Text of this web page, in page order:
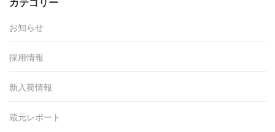
カテゴリー
お知らせ
採用情報
新入荷情報
蔵元レポート